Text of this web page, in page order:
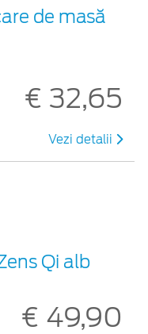
de masă
€ 32,65
Vezi detalii
Qi alb
€ 49,90